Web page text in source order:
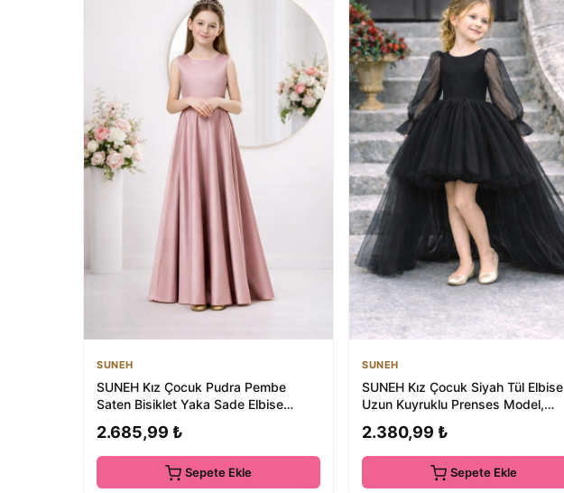
SUNEH
SUNEH Kız Çocuk Pudra Pembe
Saten Bisiklet Yaka Sade Elbise
2.685,99 ₺
Sepete Ekle
SUNEH
SUNEH Kız Çocuk Siyah Tül Elbise
Uzun Kuyruklu Prenses Model,
2.380,99 ₺
Sepete Ekle